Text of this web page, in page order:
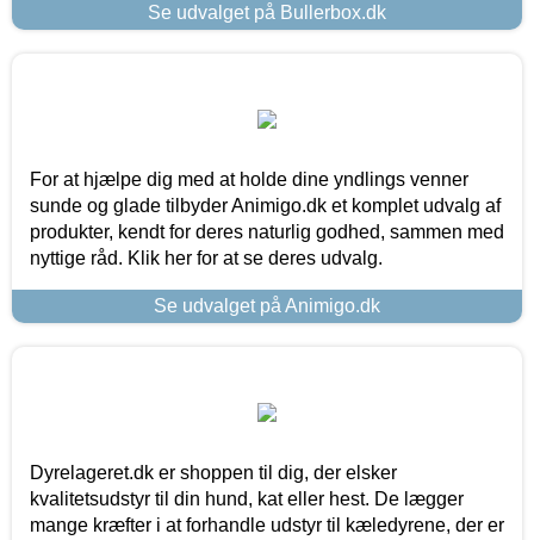
Se udvalget på Bullerbox.dk
For at hjælpe dig med at holde dine yndlings venner
sunde og glade tilbyder Animigo.dk et komplet udvalg af
produkter, kendt for deres naturlig godhed, sammen med
nyttige råd. Klik her for at se deres udvalg.
Se udvalget på Animigo.dk
Dyrelageret.dk er shoppen til dig, der elsker
kvalitetsudstyr til din hund, kat eller hest. De lægger
mange kræfter i at forhandle udstyr til kæledyrene, der er